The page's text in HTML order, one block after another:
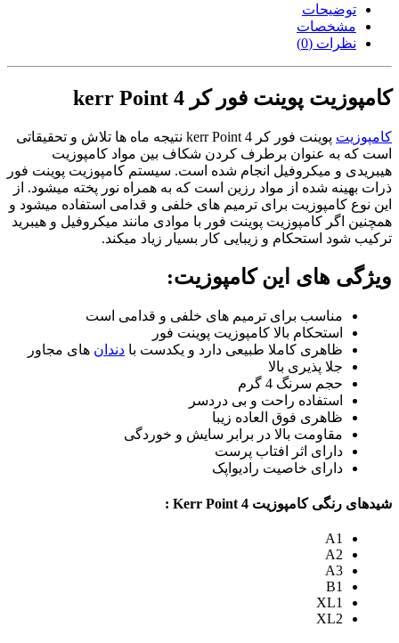
توضیحات
مشخصات
نظرات (0)
کامپوزیت پوینت فور کر kerr Point 4
کامپوزیت
پوینت فور کر kerr Point 4 نتیجه ماه ها تلاش و تحقیقاتی
است که به عنوان برطرف کردن شکاف بین مواد کامپوزیت
هیبریدی و میکروفیل انجام شده است. سیستم کامپوزیت پوینت فور
ذرات بهینه شده از مواد رزین است که به همراه نور پخته میشود. از
این نوع کامپوزیت برای ترمیم های خلفی و قدامی استفاده میشود و
همچنین اگر کامپوزیت پوینت فور با موادی مانند میکروفیل و هیبرید
ترکیب شود استحکام و زیبایی کار بسیار زیاد میکند.
ویژگی های ‌‌‌‌این کامپوزیت:
مناسب برای ترمیم های خلفی و قدامی است
استحکام بالا کامپوزیت پوینت فور
ظاهری کاملا طبیعی دارد و یکدست با دندان های مجاور
جلا پذیری بالا
حجم سرنگ 4 گرم
استفاده راحت و بی دردسر
ظاهری فوق العاده زیبا
مقاومت بالا در برابر سایش و خوردگی
دارای اثر افتاب پرست
دارای خاصیت رادیواپک
شیدهای رنگی کامپوزیت Kerr Point 4 :
A1
A2
A3
B1
XL1
XL2